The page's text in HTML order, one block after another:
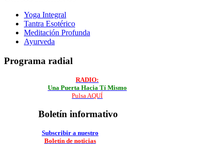
Yoga Integral
Tantra Esotérico
Meditación Profunda
Ayurveda
Programa radial
RADIO:
Una Puerta Hacia Tí Mismo
Pulsa AQUÍ
Boletín informativo
Subscribir a nuestro
Boletín de noticias